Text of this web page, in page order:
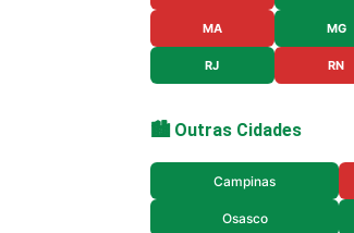
MA MG
RJ RN
🏙️ Outras Cidades
Campinas
Osasco